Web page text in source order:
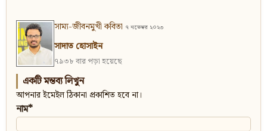
সাম্য-জীবনমুখী কবিতা ৭ নভেম্বর ২০২৩
সাদাত হোসাইন
৭৯৩৮ বার পড়া হয়েছে
একটি মন্তব্য লিখুন
আপনার ইমেইল ঠিকানা প্রকাশিত হবে না।
নাম*